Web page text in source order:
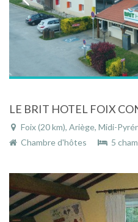
LE BRIT HOTEL FOIX
Foix (20 km), Ariège, Midi-
Chambre d'hôtes
5